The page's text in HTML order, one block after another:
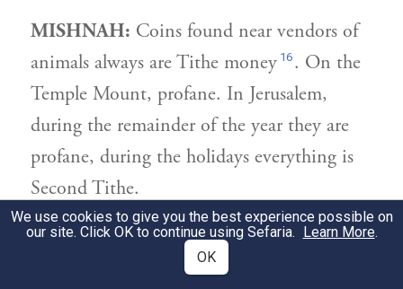
MISHNAH: Coins found near vendors of
animals always are Tithe money 16. On the
Temple Mount, profane. In Jerusalem,
during the remainder of the year they are
profane, during the holidays everything is
Second Tithe.
Of meat found in the Temple courtyard,
limbs are elevation sacrifices and cuts
purification sacrifices19; in Jerusalem well-
We use cookies to give you the best experience possible on
our site. Click OK to continue using Sefaria. Learn More.
OK